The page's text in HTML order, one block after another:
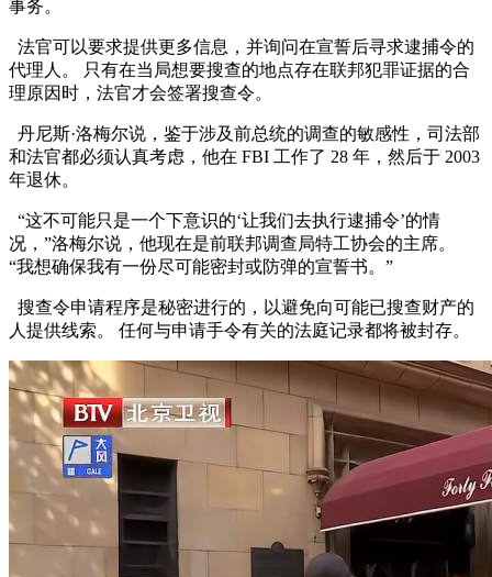
事务。
法官可以要求提供更多信息，并询问在宣誓后寻求逮捕令的
代理人。 只有在当局想要搜查的地点存在联邦犯罪证据的合
理原因时，法官才会签署搜查令。
丹尼斯·洛梅尔说，鉴于涉及前总统的调查的敏感性，司法部
和法官都必须认真考虑，他在 FBI 工作了 28 年，然后于 2003
年退休。
“这不可能只是一个下意识的‘让我们去执行逮捕令’的情
况，”洛梅尔说，他现在是前联邦调查局特工协会的主席。
“我想确保我有一份尽可能密封或防弹的宣誓书。”
搜查令申请程序是秘密进行的，以避免向可能已搜查财产的
人提供线索。 任何与申请手令有关的法庭记录都将被封存。